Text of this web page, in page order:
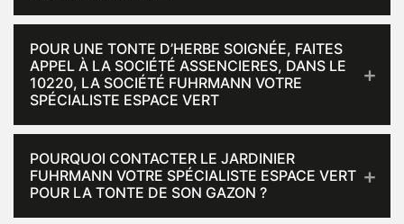
POUR UNE TONTE D’HERBE SOIGNÉE, FAITES
APPEL À LA SOCIÉTÉ ASSENCIERES, DANS LE
10220, LA SOCIÉTÉ FUHRMANN VOTRE
SPÉCIALISTE ESPACE VERT
POURQUOI CONTACTER LE JARDINIER
FUHRMANN VOTRE SPÉCIALISTE ESPACE VERT
POUR LA TONTE DE SON GAZON ?